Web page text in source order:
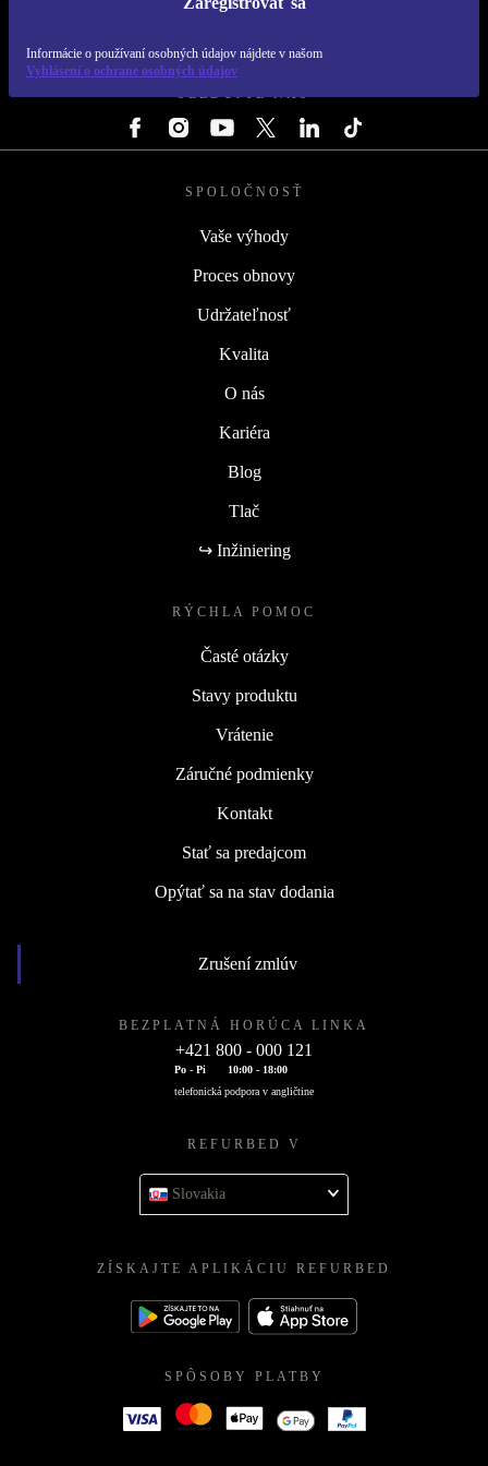
Informácie o používaní osobných údajov nájdete v našom
Vyhlásení o ochrane osobných údajov
SLEDUJTE NÁS
SPOLOČNOSŤ
Vaše výhody
Proces obnovy
Udržateľnosť
Kvalita
O nás
Kariéra
Blog
Tlač
↪ Inžiniering
RÝCHLA POMOC
Časté otázky
Stavy produktu
Vrátenie
Záručné podmienky
Kontakt
Stať sa predajcom
Opýtať sa na stav dodania
Zrušení zmlúv
BEZPLATNÁ HORÚCA LINKA
+421 800 - 000 121
Po - Pi
10:00 - 18:00
telefonická podpora v angličtine
REFURBED V
Slovakia
ZÍSKAJTE APLIKÁCIU REFURBED
SPÔSOBY PLATBY